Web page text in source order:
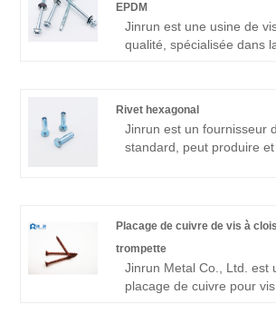
à proximité du port de
de Ningbo, la société a
d'histoire de production,
EPDM
Jinrun est une usine de
qualité, spécialisée dans
l'assemblage
électroniques et d'autres
Rivet hexagonal
Jinrun est un fournisseur
standard, peut produire
rivets hexagonaux, etc.,
qu'usine.
Placage de cuivre de vis à
trompette
Jinrun Metal Co., Ltd. est
placage de cuivre pour